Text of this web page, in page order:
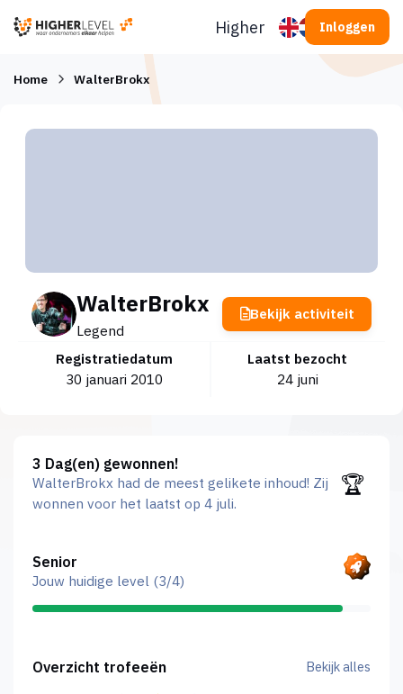
Higherlevel Inloggen
Home WalterBrokx
WalterBrokx
Legend
Registratiedatum
30 januari 2010
Laatst bezocht
24 juni
Bekijk activiteit
3 Dag(en) gewonnen!
WalterBrokx had de meest gelikete inhoud! Zij
wonnen voor het laatst op 4 juli.
🏆
Senior
Jouw huidige level (3/4)
Overzicht trofeeën
Bekijk alles